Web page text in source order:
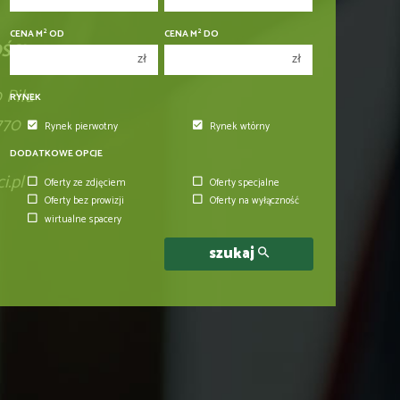
CENA M2OD
zł
CENA M2DO
zł
RYNEK
Rynek pierwotny
Rynek wtórny
DODATKOWE OPCJE
Oferty ze zdjęciem
Oferty specjalne
Oferty bez prowizji
Oferty na wyłączność
wirtualne spacery
szukaj